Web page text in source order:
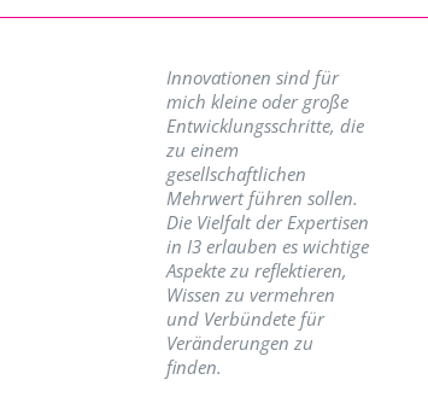
Innovationen sind für
mich kleine oder große
Entwicklungsschritte, die
zu einem
gesellschaftlichen
Mehrwert führen sollen.
Die Vielfalt der Expertisen
in I3 erlauben es wichtige
Aspekte zu reflektieren,
Wissen zu vermehren
und Verbündete für
Veränderungen zu
finden.